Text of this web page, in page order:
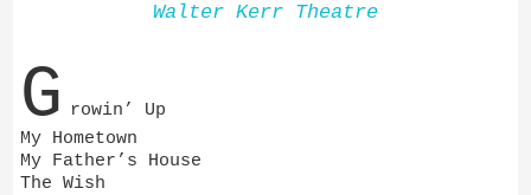
Walter Kerr Theatre
G rowin’ Up
My Hometown
My Father’s House
The Wish